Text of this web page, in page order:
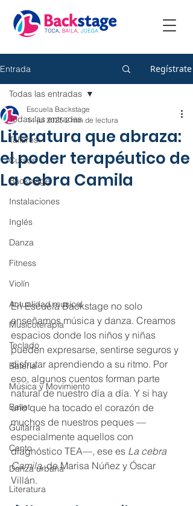
Entrada Regístrate
Todas las entradas
Talleres
Cursos
Backstage
Instalaciones
Inglés
Danza
Fitness
Violín
Actualidad musical
Musicoterapia
Teclado
Batería
Música y Movimiento
Ballet
Guitarra
Canto
Danza urbana
Literatura
Todas las entradas
Literatura que abraza:
el poder terapéutico de
La cebra Camila
Escuela Backstage
14 jul 2025 2 min de lectura
En Escuela Backstage no solo
enseñamos música y danza. Creamos
espacios donde los niños y niñas
pueden expresarse, sentirse seguros y
disfrutar aprendiendo a su ritmo. Por
eso, algunos cuentos forman parte
natural de nuestro día a día. Y si hay
uno que ha tocado el corazón de
muchos de nuestros peques —
especialmente aquellos con
diagnóstico TEA—, ese es La cebra
Camila, de Marisa Núñez y Óscar
Villán.